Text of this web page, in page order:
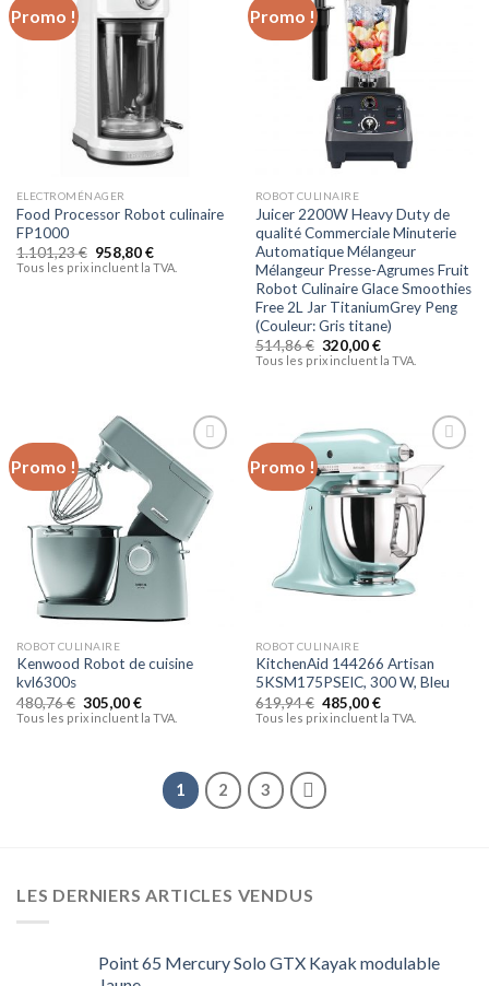
Promo !
ELECTROMÉNAGER
Food Processor Robot culinaire
FP1000
1.101,23€ 958,80€
Tous les prix incluent la TVA.
Promo !
ROBOT CULINAIRE
Juicer 2200W Heavy Duty de
qualité Commerciale Minuterie
Automatique Mélangeur
Mélangeur Presse-Agrumes Fruit
Robot Culinaire Glace Smoothies
Free 2L Jar TitaniumGrey Peng
(Couleur: Gris titane)
514,86€ 320,00€
Tous les prix incluent la TVA.
Promo !
Ajouter
à la liste
d’envies
ROBOT CULINAIRE
Kenwood Robot de cuisine
kvl6300s
480,76€ 305,00€
Tous les prix incluent la TVA.
Promo !
Ajouter
à la liste
d’envies
ROBOT CULINAIRE
KitchenAid 144266 Artisan
5KSM175PSEIC, 300 W, Bleu
619,94€ 485,00€
Tous les prix incluent la TVA.
1 2 3
LES DERNIERS ARTICLES VENDUS
Point 65 Mercury Solo GTX Kayak modulable